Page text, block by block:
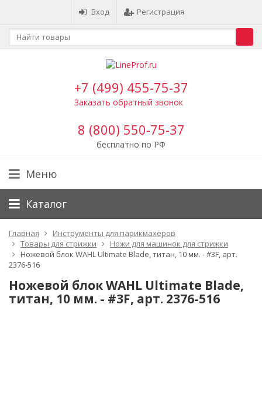
Вход Регистрация
+7 (499) 455-75-37
Заказать обратный звонок
8 (800) 550-75-37
бесплатно по РФ
Меню
Каталог
Главная
Инструменты для парикмахеров
Товары для стрижки
Ножи для машинок для стрижки
Ножевой блок WAHL Ultimate Blade, титан, 10 мм. - #3F, арт.
2376-516
Ножевой блок WAHL Ultimate Blade,
титан, 10 мм. - #3F, арт. 2376-516